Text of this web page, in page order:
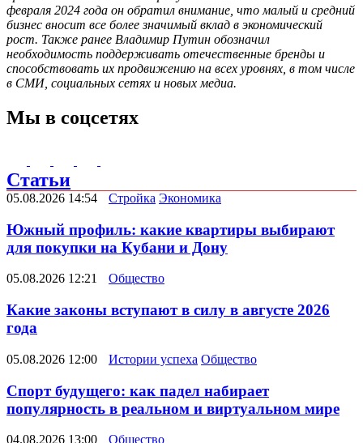
февраля 2024 года он обратил внимание, что малый и средний
бизнес вносит все более значимый вклад в экономический
рост. Также ранее Владимир Путин обозначил
необходимость поддерживать отечественные бренды и
способствовать их продвижению на всех уровнях, в том числе
в СМИ, социальных сетях и новых медиа.
Мы в соцсетях
Статьи
05.08.2026 14:54 Стройка Экономика
Южный профиль: какие квартиры выбирают
для покупки на Кубани и Дону
05.08.2026 12:21 Общество
Какие законы вступают в силу в августе 2026
года
05.08.2026 12:00 Истории успеха Общество
Спорт будущего: как падел набирает
популярность в реальном и виртуальном мире
04.08.2026 13:00 Общество